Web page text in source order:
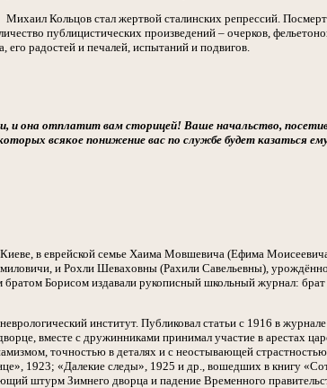
Михаил Кольцов стал жертвой сталинских репрессий.
публицистических произведений – очерков,
его радостей и печалей, испытаний и подвигов.
и она отплатит вам сторицей! Ваше начальство,
всякое понижение вас по службе будет казаться
в еврейской семье Хаима Мовшевича (Ефима
и Рохли Шеваховны (Рахили Савельевны),
братом Борисом издавали рукописный школьный журнал:
институт. Публиковал статьи с 1916 в
вместе с дружинниками принимал участие в арестах
точностью в деталях и с неостывающей
1923; «Далекие следы», 1925 и др., вошедших в книгу
штурм Зимнего дворца и падение Временного